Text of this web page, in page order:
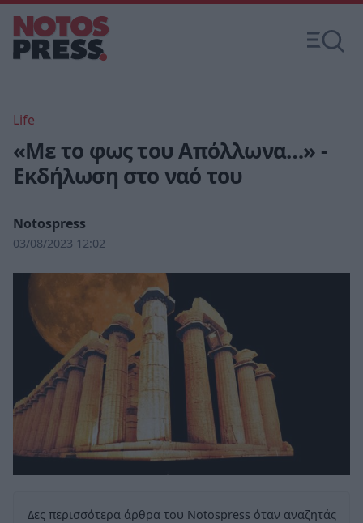
Life
«Με το φως του Απόλλωνα…» -
Εκδήλωση στο ναό του
Notospress
03/08/2023 12:02
Δες περισσότερα άρθρα του Notospress όταν αναζητάς